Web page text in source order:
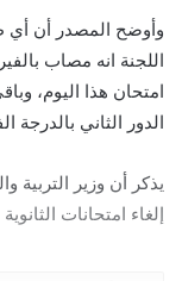
وأوضح المصدر أن أي
اللجنة انه مصاب
امتحان هذا اليوم،
الدور الثاني بالدرجة
يذكر أن وزير التربية
إلغاء امتحانات